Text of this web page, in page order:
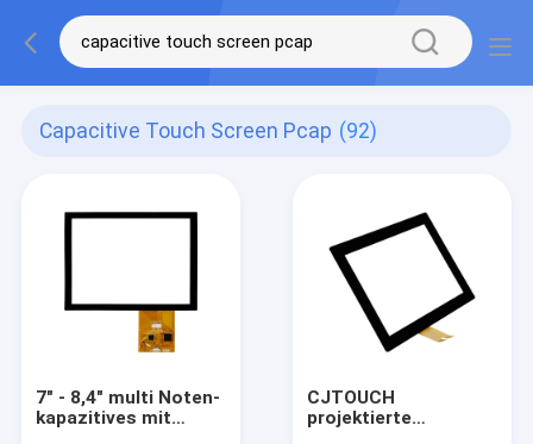
Capacitive Touch Screen Pcap (92)
7" - 8,4" multi Noten-
kapazitives mit
CJTOUCH
projektierte